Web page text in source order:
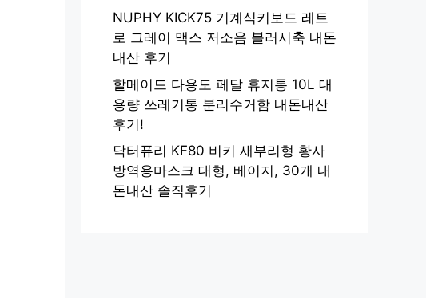
NUPHY KICK75 기계식키보드 레트
로 그레이 맥스 저소음 블러시축 내돈
내산 후기
할메이드 다용도 페달 휴지통 10L 대
용량 쓰레기통 분리수거함 내돈내산
후기!
닥터퓨리 KF80 비키 새부리형 황사
방역용마스크 대형, 베이지, 30개 내
돈내산 솔직후기